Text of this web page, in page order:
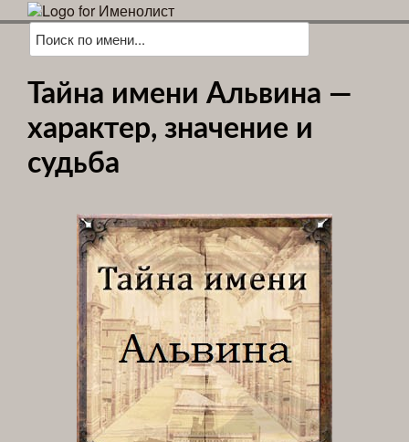
Тайна имени Альвина —
характер, значение и
судьба